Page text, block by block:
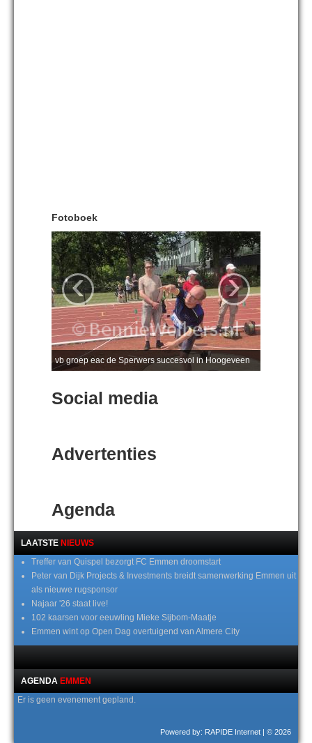
Fotoboek
vb groep eac de Sperwers succesvol in Hoogeveen
‹ ›
Social media
Advertenties
Agenda
LAATSTE NIEUWS
Treffer van Quispel bezorgt FC Emmen droomstart
Peter van Dijk Projects & Investments breidt samenwerking Emmen uit
als nieuwe rugsponsor
Najaar '26 staat live!
102 kaarsen voor eeuwling Mieke Sijbom-Maatje
Emmen wint op Open Dag overtuigend van Almere City
AGENDA EMMEN
Er is geen evenement gepland.
Powered by: RAPIDE Internet | © 2026